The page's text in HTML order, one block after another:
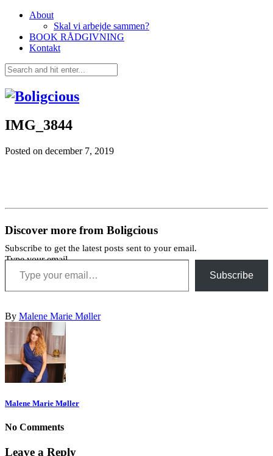
About
Skal vi arbejde sammen?
BOOK RÅDGIVNING
Kontakt
IMG_3844
Posted on december 7, 2019
Discover more from Boligcious
Subscribe to get the latest posts sent to your email.
Type your email…
Subscribe
By Malene Marie Møller
Malene Marie Møller
No Comments
Leave a Reply